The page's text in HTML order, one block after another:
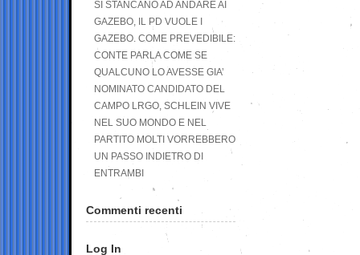
SI STANCANO AD ANDARE AI
GAZEBO, IL PD VUOLE I
GAZEBO. COME PREVEDIBILE:
CONTE PARLA COME SE
QUALCUNO LO AVESSE GIA’
NOMINATO CANDIDATO DEL
CAMPO LRGO, SCHLEIN VIVE
NEL SUO MONDO E NEL
PARTITO MOLTI VORREBBERO
UN PASSO INDIETRO DI
ENTRAMBI
Commenti recenti
Log In